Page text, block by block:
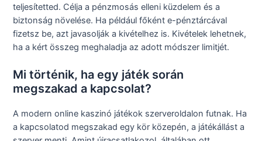
teljesítetted. Célja a pénzmosás elleni küzdelem és a
biztonság növelése. Ha például főként e-pénztárcával
fizetsz be, azt javasolják a kivételhez is. Kivételek lehetnek,
ha a kért összeg meghaladja az adott módszer limitjét.
Mi történik, ha egy játék során
megszakad a kapcsolat?
A modern online kaszinó játékok szerveroldalon futnak. Ha
a kapcsolatod megszakad egy kör közepén, a játékállást a